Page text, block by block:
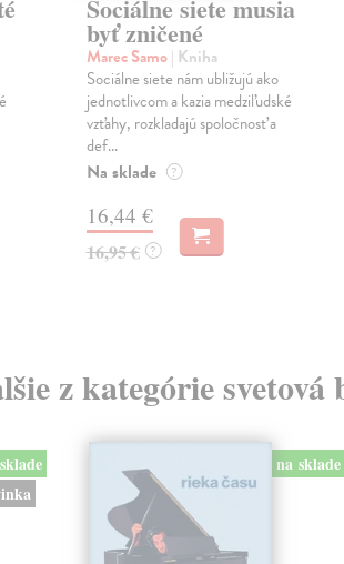
Sociálne siete musia
byť zničené
Marec Samo| Kniha
Sociálne siete nám ubližujú ako
jednotlivcom a kazia medziľudské
vzťahy, rozkladajú spoločnosť a
def...
Na sklade ?
16,44 €
16,95 € ?
z kategórie svetová
na sklade